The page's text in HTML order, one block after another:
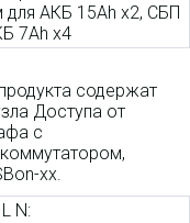
АКБ 15Ah x2, СБП
7Ah x4
содержат
Доступа от
с
xx.
N: